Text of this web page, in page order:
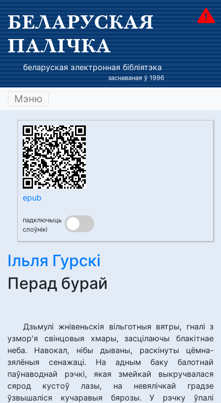
БЕЛАРУСКАЯ
ПАЛІЧКА
беларуская электронная бібліятэка
заснаваная ў 1996
Мэню
epub
падключыць
слоўнікі
Ільля Гурскі
Перад бурай
Дзьмулі жнівеньскія вільготныя вятры, гналі з
узмор'я свінцовыя хмары, засцілаючы блакітнае
неба. Навокал, нібы дываны, раскінуты цёмна-
зялёныя сенажаці. На адным баку балотнай
паўнаводнай рэчкі, якая змейкай выкручвалася
сярод кустоў лазы, на невялічкай градзе
ўзвышаліся кучаравыя бярозы. У рэчку ўпалі